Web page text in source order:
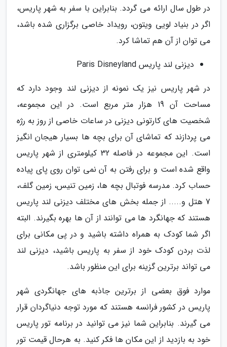
در طول سال ارائه می گردد. بنابراین با سفر به شهر پاریس،
اگر در بنیاد لویی ویتون، رویداد خاصی برگزاری شده باشد،
می توان از آن هم تماشا کرد.
دیزنی لند پاریس Paris Disneyland
در شهر پاریس نیز یک نمونه از دیزنی لند وجود دارد که
مساحت آن 19 هزار متر مربع است. در این مجموعه،
شخصیت های کارتونی دیزنی در ساعات خاصی از روز به رژه
می پردازند که تماشای آن برای بچه ها بسیار هیجان انگیز
است. این مجموعه در فاصله 32 کیلومتری از شهر پاریس
واقع شده است و برای رفتن به آن نمی توان روی پای پیاده
حساب کرد. مدرسه فوتبال بچه ها، زمین تنیس، زمین گلف،
7 هتل و..... از جمله بخش های مختلف دیزنی لند پاریس
هستند که جهانگرد ها می توانند از آن ها بهره بگیرند. البته
اگر شما کودک به همراه داشته باشید و در پی مکانی برای
لذت بردن کودک خود از سفر به پاریس باشید، دیزنی لند
می تواند برترین گزینه برای این منظور باشد.
موارد فوق بعضی از برترین جاذبه های جهانگردی شهر
پاریس در کشور فرانسه هستند که مورد توجه دنیاگردان قرار
می گیرند. بنابراین شما نیز می توانید در برنامه تور پاریس
خود به بازدید از این مکان ها فکر کنید. به هرحال قیمت تور